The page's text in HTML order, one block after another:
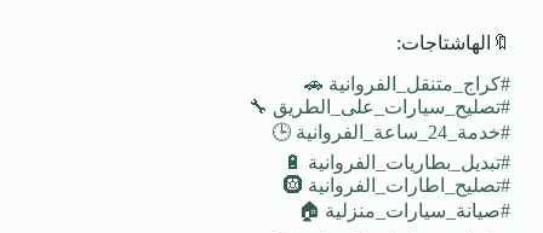
🔖الهاشتاجات:
#كراج_متنقل_الفروانية 🚗
#تصليح_سيارات_على_الطريق 🔧
#خدمة_24_ساعة_الفروانية 🕒
#تبديل_بطاريات_الفروانية 🔋
#تصليح_اطارات_الفروانية 🛞
#صيانة_سيارات_منزلية 🏠